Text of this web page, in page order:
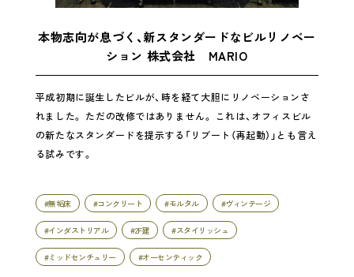
本物志向が息づく、新スタンダードなビルリノベー
ション 株式会社 MARIO
平成初期に誕生したビルが、時を経て大胆にリノベーションさ
れました。 ただの改修ではありません。 これは、オフィスビル
の新たなスタンダードを提示する「リブート（再起動）」とも言え
る試みです。
#無垢床 #コンクリート #モルタル #ヴィンテージ
#インダストリアル #2F建 #スタイリッシュ
#ミッドセンチュリー #オーセンティック